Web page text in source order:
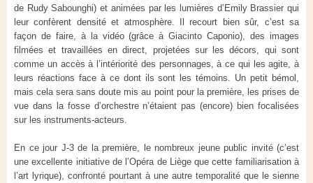
de Rudy Sabounghi) et animées par les lumières d’Emily Brassier qui
leur confèrent densité et atmosphère. Il recourt bien sûr, c’est sa
façon de faire, à la vidéo (grâce à Giacinto Caponio), des images
filmées et travaillées en direct, projetées sur les décors, qui sont
comme un accès à l’intériorité des personnages, à ce qui les agite, à
leurs réactions face à ce dont ils sont les témoins. Un petit bémol,
mais cela sera sans doute mis au point pour la première, les prises de
vue dans la fosse d’orchestre n’étaient pas (encore) bien focalisées
sur les instruments-acteurs.
En ce jour J-3 de la première, le nombreux jeune public invité (c’est
une excellente initiative de l’Opéra de Liège que cette familiarisation à
l’art lyrique), confronté pourtant à une autre temporalité que le sienne